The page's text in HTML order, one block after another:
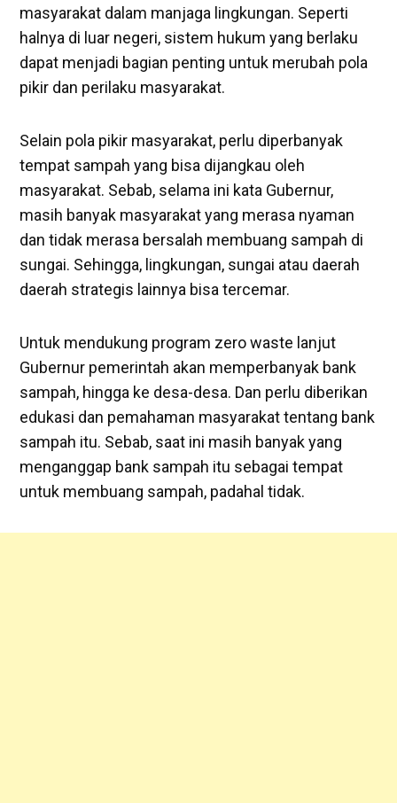
masyarakat dalam manjaga lingkungan. Seperti
halnya di luar negeri, sistem hukum yang berlaku
dapat menjadi bagian penting untuk merubah pola
pikir dan perilaku masyarakat.
Selain pola pikir masyarakat, perlu diperbanyak
tempat sampah yang bisa dijangkau oleh
masyarakat. Sebab, selama ini kata Gubernur,
masih banyak masyarakat yang merasa nyaman
dan tidak merasa bersalah membuang sampah di
sungai. Sehingga, lingkungan, sungai atau daerah
daerah strategis lainnya bisa tercemar.
Untuk mendukung program zero waste lanjut
Gubernur pemerintah akan memperbanyak bank
sampah, hingga ke desa-desa. Dan perlu diberikan
edukasi dan pemahaman masyarakat tentang bank
sampah itu. Sebab, saat ini masih banyak yang
menganggap bank sampah itu sebagai tempat
untuk membuang sampah, padahal tidak.